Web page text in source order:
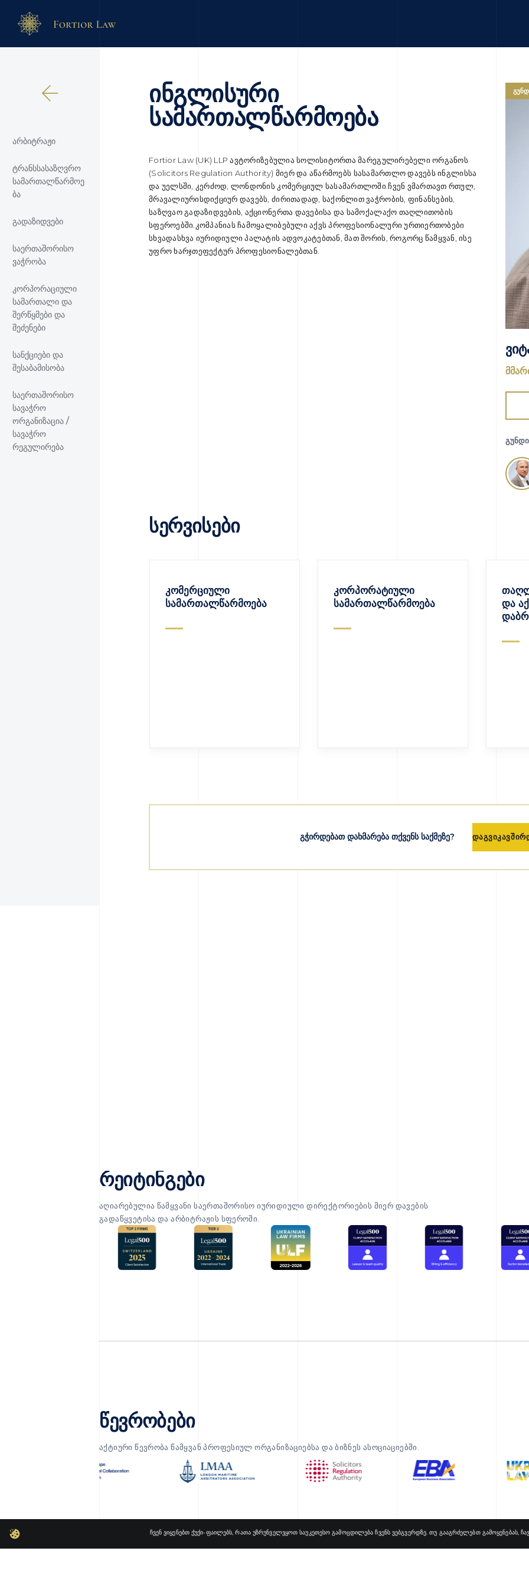
არბიტრაჟი
ტრანსსასაზღვრო
სამართალწარმოე
ბა
გადაზიდვები
საერთაშორისო
ვაჭრობა
კორპორაციული
სამართალი და
შერწყმები და
შეძენები
სანქციები და
შესაბამისობა
საერთაშორისო
სავაჭრო
ორგანიზაცია /
სავაჭრო
რეგულირება
ინგლისური
სამართალწარმოება
Fortior Law (UK) LLP ავტორიზებულია სოლისიტორთა მარეგულირებელი ორგანოს
(Solicitors Regulation Authority) მიერ და აწარმოებს სასამართლო დავებს ინგლისსა
და უელსში, კერძოდ, ლონდონის კომერციულ სასამართლოში.ჩვენ ვმართავთ რთულ,
მრავალიურისდიქციურ დავებს, ძირითადად, საქონლით ვაჭრობის, ფინანსების,
საზღვაო გადაზიდვების, აქციონერთა დავებისა და სამოქალაქო თაღლითობის
სფეროებში.კომპანიას ჩამოყალიბებული აქვს პროფესიონალური ურთიერთობები
სხვადასხვა იურიდიული პალატის ადვოკატებთან, მათ შორის, როგორც წამყვან, ისე
უფრო ხარჯთეფექტურ პროფესიონალებთან.
სერვისები
კომერციული
სამართალწარმოება
კორპორატიული
სამართალწარმოება
და
გჭირდებათ დახმარება თქვენს საქმეზე?
რეიტინგები
აღიარებულია წამყვანი საერთაშორისო იურიდიული დირექტორიების მიერ დავების
გადაწყვეტისა და არბიტრაჟის სფეროში.
წევრობები
აქტიური წევრობა წამყვან პროფესიულ ორგანიზაციებსა და ბიზნეს ასოციაციებში.
ჩვენ ვიყენებთ ქუქი-ფაილებს, რათა უზრუნველვყოთ საუკეთესო გამოცდილება ჩვენს ვებგვერდზე. თუ გააგრძელებთ გამოყენებას,